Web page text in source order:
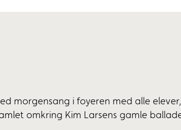
morgensang i foyeren med alle elever,
omkring Kim Larsens gamle